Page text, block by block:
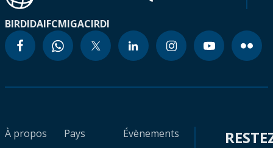
BIRDIDAIFCMIGACIRDI
À propos
Pays
Évènements